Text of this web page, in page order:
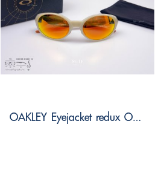
OAKLEY Eyejacket redux OO9438 943834 Size 58